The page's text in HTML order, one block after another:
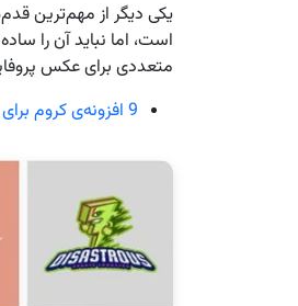
یکی دیگر از مهم‌ترین
است، اما نباید آن را
متعددی برای عکس
9 افزونه‌ی کروم برای تولید کنندگان محتوا در یوتیوب